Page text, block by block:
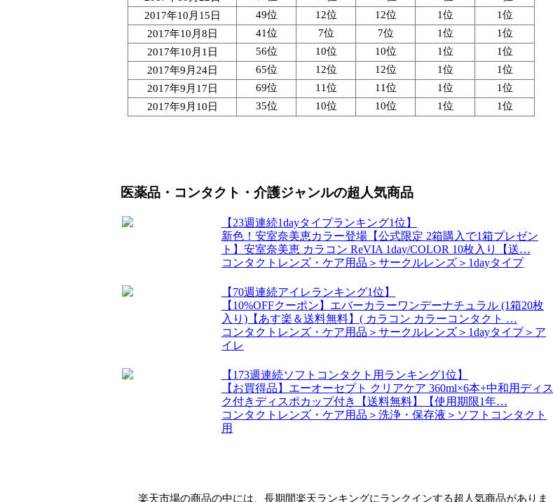
2017年10月15日
49位 12位 12位 1位
1位
2017年10月8日
41位 7位 7位 1位
1位
2017年10月1日
56位 10位 10位 1位
1位
2017年9月24日
65位 12位 12位 1位
1位
2017年9月17日
69位 11位 11位 1位
1位
2017年9月10日
35位 10位 10位 1位 1位
医薬品・コンタクト・介護ジャンルの超人気商品
【23週連続1dayタイプランキング1位】
新色！安室奈美恵カラー登場【公式限定 2箱購入で1箱プレゼン
ト】安室奈美恵 カラコン ReVIA 1day/COLOR 10枚入り【送…
コンタクトレンズ・ケア用品＞サークルレンズ＞1dayタイプ
【70週連続アイレランキング1位】
【10%OFFクーポン】エバーカラーワンデーナチュラル (1箱20枚
入り)【あす楽＆送料無料】( カラコン カラーコンタクト …
コンタクトレンズ・ケア用品＞サークルレンズ＞1dayタイプ＞ア
イレ
【173週連続ソフトコンタクト用ランキング1位】
【お買得品】エーオーセプト クリアケア 360ml×6本+中和用ディス
ク付きディスポカップ付き【送料無料】【使用期限1年…
コンタクトレンズ・ケア用品＞洗浄・保存液＞ソフトコンタクト
用
楽天市場の商品の中には、長期間楽天ランキングにランクインする超人気商品がありま